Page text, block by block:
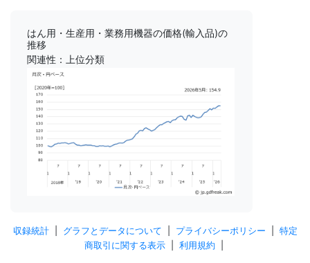
はん用・生産用・業務用機器の価格(輸入品)の
推移
関連性：上位分類
収録統計| グラフとデータについて プライバシーポリシー
特定
商取引に関する表示| 利用規約